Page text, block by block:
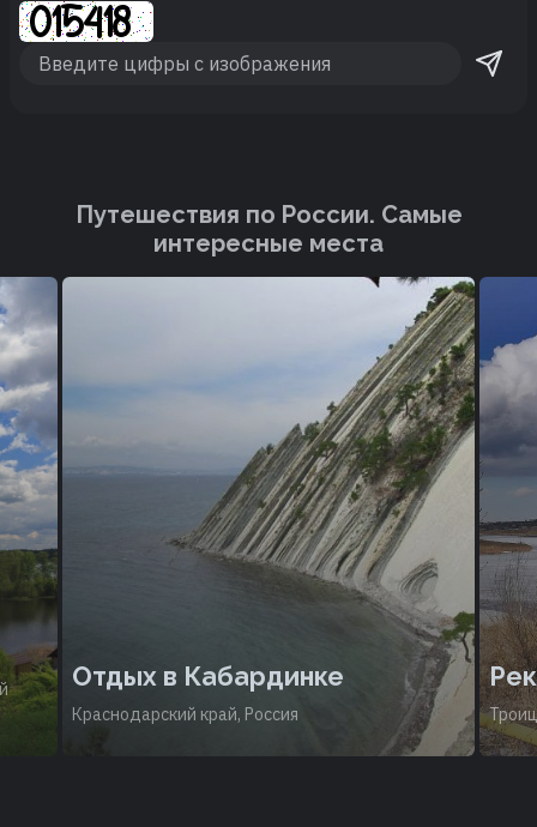
Путешествия по России. Cамые
интересные места
Отдых в Кабардинке
Краснодарский край, Россия